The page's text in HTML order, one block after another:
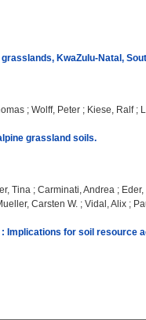
KwaZulu-Natal,
; Wolff, Peter ; Kiese, Ralf;
grassland soils.
Tina ; Carminati, Andrea ;
Carsten W. ; Vidal, Alix ;
Implications for soil resource